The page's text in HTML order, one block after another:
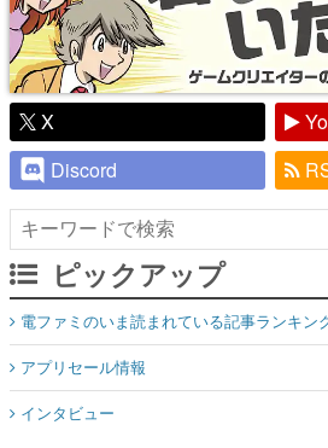
X
Discord
ピックアップ
電ファミのいま読まれている記事ランキン
アプリセール情報
インタビュー